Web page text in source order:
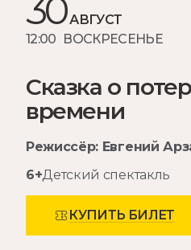
30 АВГУСТ
12:00 ВОСКРЕСЕНЬЕ
Сказка о
времени
Режиссёр: Евгений
6+Детский спектакль
КУПИТЬ БИЛЕТ